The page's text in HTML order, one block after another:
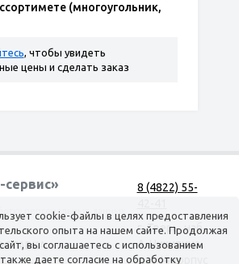
(многоугольник,
, чтобы увидеть
цены и сделать заказ
персональных данных
8 (4822) 55-
г. Тверь, наб.
А. Никитина,
д. 144 корпус
cookie-файлы в целях предоставления
опыта на нашем сайте. Продолжая
вы соглашаетесь с использованием
даете согласие на обработку